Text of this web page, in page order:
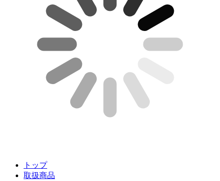
トップ
取扱商品